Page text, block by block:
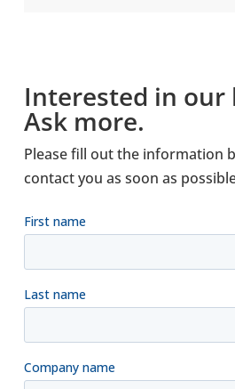
Inte­re­sted in our
Ask more.
Please fill out the infor­ma­tion
contact you as soon as